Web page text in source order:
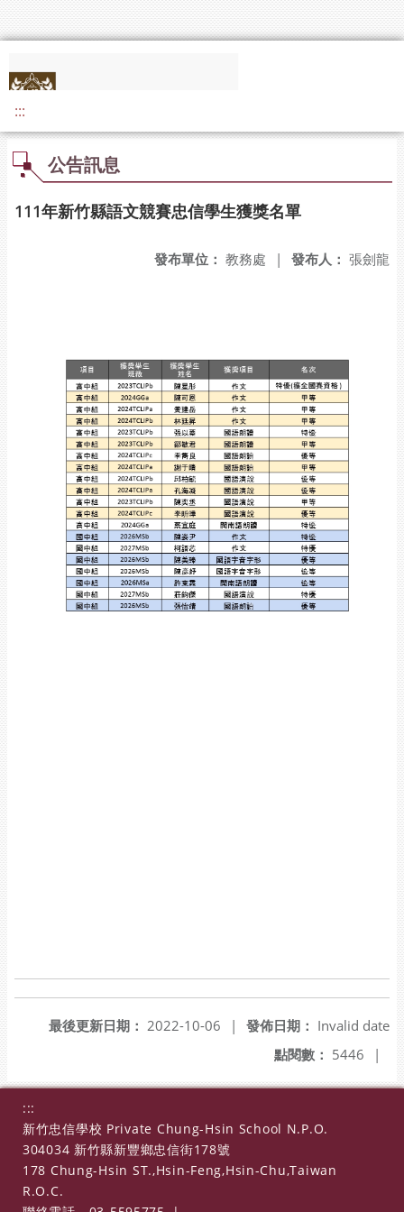
:::
公告訊息
111年新竹縣語文競賽忠信學生獲獎名單
發布人： 張劍龍
發布單位： 教務處 |
發佈日期： Invalid date
最後更新日期： 2022-10-06
|
點閱數： 5446 |
:::
新竹忠信學校 Private Chung-Hsin School N.P.O.
304034 新竹縣新豐鄉忠信街178號
178 Chung-Hsin ST.,Hsin-Feng,Hsin-Chu,Taiwan
R.O.C.